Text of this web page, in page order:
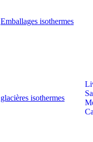
Emballages isothermes
glacières isothermes